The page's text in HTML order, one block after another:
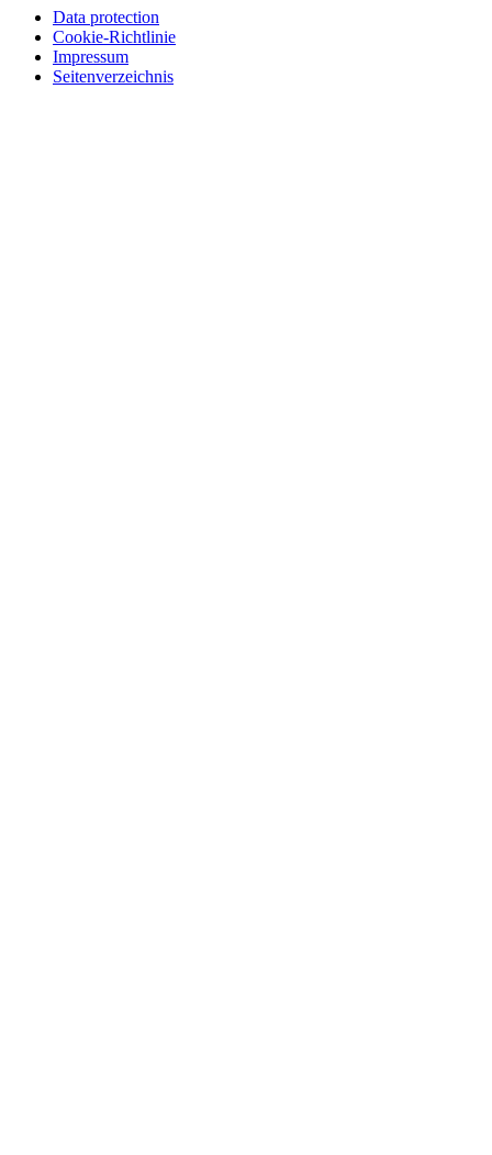
Data protection
Cookie-Richtlinie
Impressum
Seitenverzeichnis